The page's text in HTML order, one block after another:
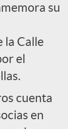
su
la Calle
el
cuenta
en